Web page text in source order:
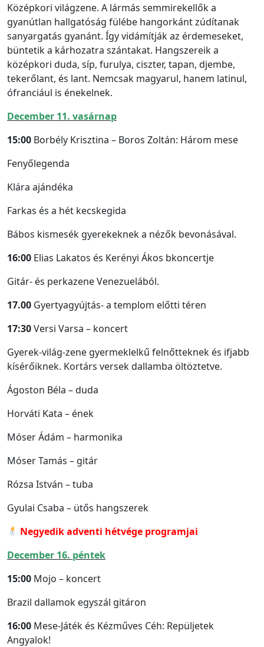
Középkori világzene. A lármás semmirekellők a
gyanútlan hallgatóság fülébe hangorkánt zúdítanak
sanyargatás gyanánt. Így vidámítják az érdemeseket,
büntetik a kárhozatra szántakat. Hangszereik a
középkori duda, síp, furulya, ciszter, tapan, djembe,
tekerőlant, és lant. Nemcsak magyarul, hanem latinul,
ófranciául is énekelnek.
December 11. vasárnap
15:00 Borbély Krisztina – Boros Zoltán: Három mese
Fenyőlegenda
Klára ajándéka
Farkas és a hét kecskegida
Bábos kismesék gyerekeknek a nézők bevonásával.
16:00 Elias Lakatos és Kerényi Ákos bkoncertje
Gitár- és perkazene Venezuelából.
17.00 Gyertyagyújtás- a templom előtti téren
17:30Versi Varsa – koncert
Gyerek-világ-zene gyermeklelkű felnőtteknek és ifjabb
kísérőiknek. Kortárs versek dallamba öltöztetve.
Ágoston Béla – duda
Horváti Kata – ének
Móser Ádám – harmonika
Móser Tamás – gitár
Rózsa István – tuba
Gyulai Csaba – ütős hangszerek
Negyedik adventi hétvége programjai
December 16. péntek
15:00 Mojo – koncert
Brazil dallamok egyszál gitáron
16:00 Mese-Játék és Kézműves Céh: Repüljetek
Angyalok!